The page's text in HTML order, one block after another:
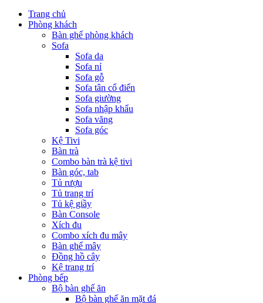
Trang chủ
Phòng khách
Bàn ghế phòng khách
Sofa
Sofa da
Sofa nỉ
Sofa gỗ
Sofa tân cổ điển
Sofa giường
Sofa nhập khẩu
Sofa văng
Sofa góc
Kệ Tivi
Bàn trà
Combo bàn trà kệ tivi
Bàn góc, tab
Tủ rượu
Tủ trang trí
Tủ kệ giầy
Bàn Console
Xích đu
Combo xích đu mây
Bàn ghế mây
Đồng hồ cây
Kệ trang trí
Phòng bếp
Bộ bàn ghế ăn
Bộ bàn ghế ăn mặt đá